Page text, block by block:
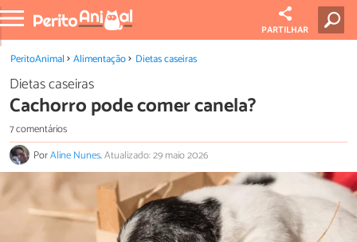
PARTILHAR
PeritoAnimal Alimentação Dietas caseiras
Dietas caseiras
Cachorro pode comer canela?
7 comentários
PorAline Nunes.Atualizado: 29 maio 2026